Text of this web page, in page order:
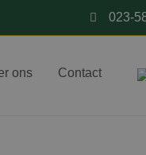
023-
ons Contact